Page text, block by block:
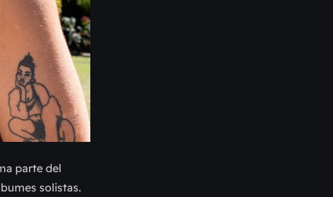
parte del
solistas.